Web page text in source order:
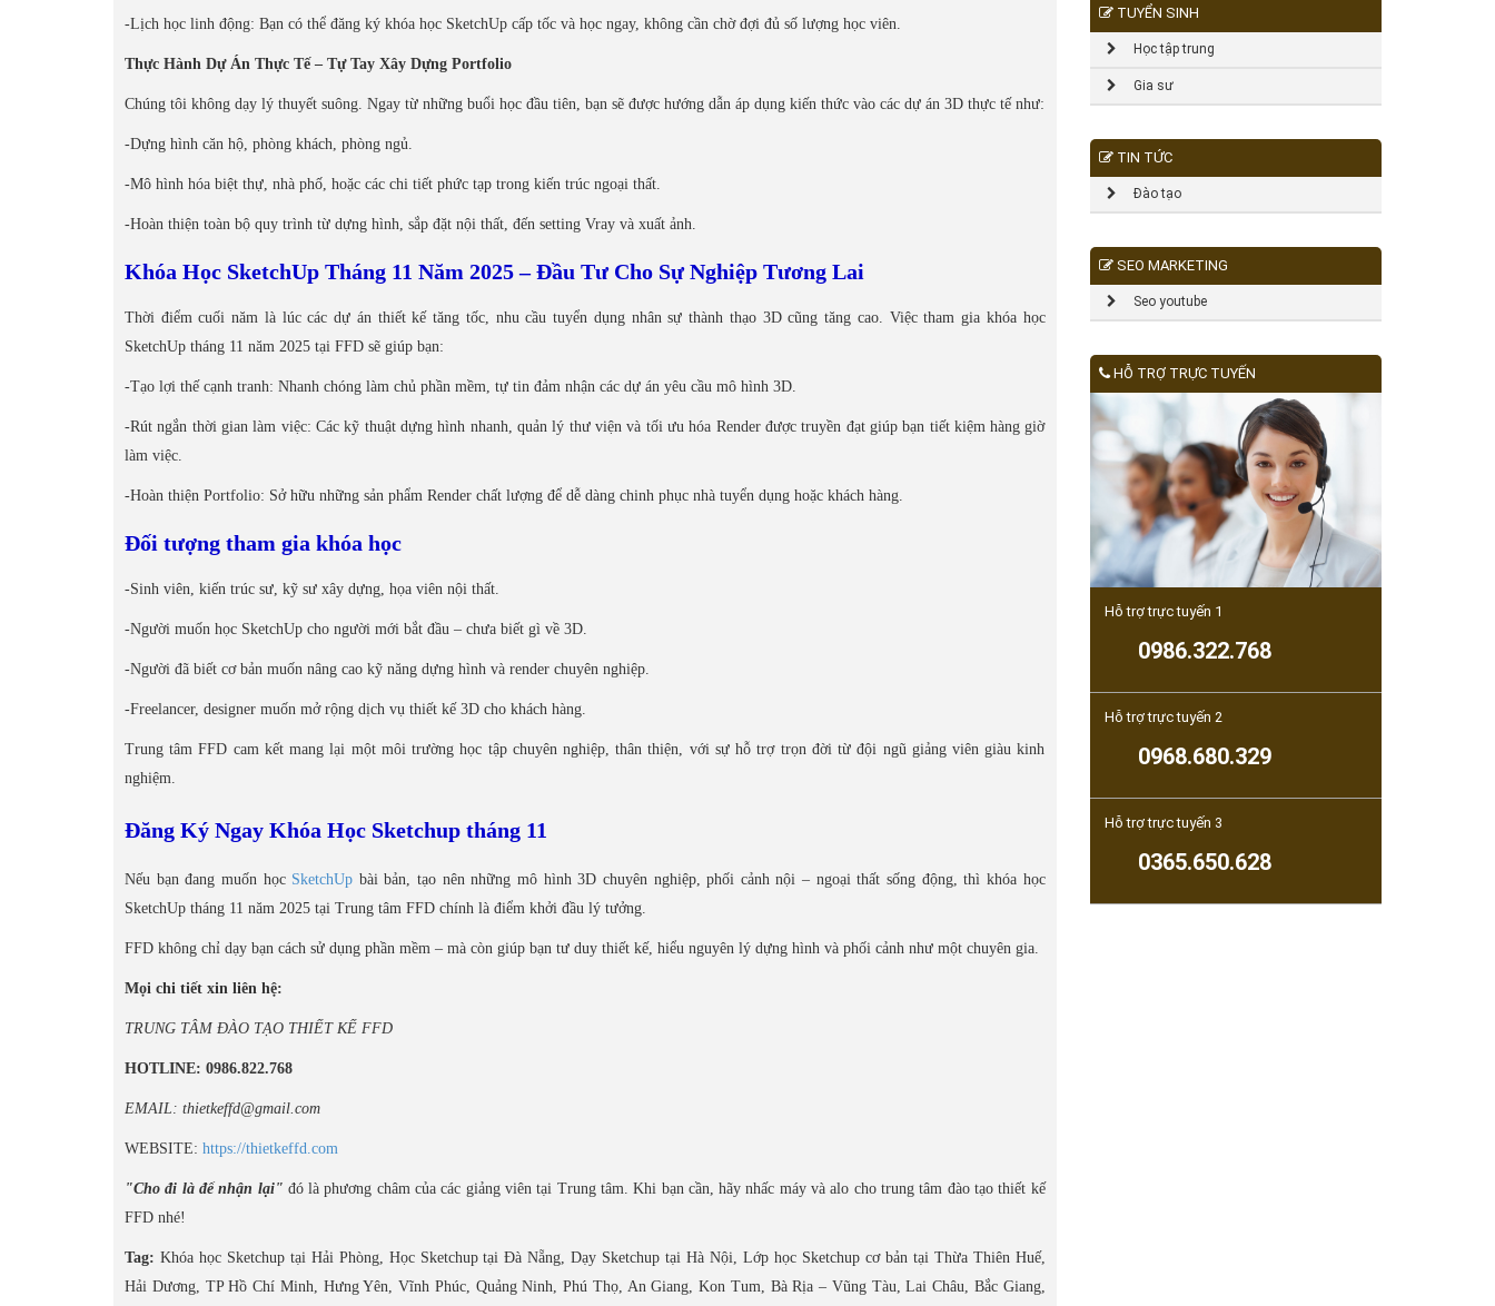
-Lịch học linh động: Bạn có thể đăng ký khóa học SketchUp cấp tốc và học ngay, không cần chờ đợi đủ số lượng học viên.
Thực Hành Dự Án Thực Tế – Tự Tay Xây Dựng Portfolio
Chúng tôi không dạy lý thuyết suông. Ngay từ những buổi học đầu tiên, bạn sẽ được hướng dẫn áp dụng kiến thức vào các dự án 3D thực tế như:
-Dựng hình căn hộ, phòng khách, phòng ngủ.
-Mô hình hóa biệt thự, nhà phố, hoặc các chi tiết phức tạp trong kiến trúc ngoại thất.
-Hoàn thiện toàn bộ quy trình từ dựng hình, sắp đặt nội thất, đến setting Vray và xuất ảnh.
Khóa Học SketchUp Tháng 11 Năm 2025 – Đầu Tư Cho Sự Nghiệp Tương Lai
Thời điểm cuối năm là lúc các dự án thiết kế tăng tốc, nhu cầu tuyển dụng nhân sự thành thạo 3D cũng tăng cao. Việc tham gia khóa học
SketchUp tháng 11 năm 2025 tại FFD sẽ giúp bạn:
-Tạo lợi thế cạnh tranh: Nhanh chóng làm chủ phần mềm, tự tin đảm nhận các dự án yêu cầu mô hình 3D.
-Rút ngắn thời gian làm việc: Các kỹ thuật dựng hình nhanh, quản lý thư viện và tối ưu hóa Render được truyền đạt giúp bạn tiết kiệm hàng giờ
làm việc.
-Hoàn thiện Portfolio: Sở hữu những sản phẩm Render chất lượng để dễ dàng chinh phục nhà tuyển dụng hoặc khách hàng.
Đối tượng tham gia khóa học
-Sinh viên, kiến trúc sư, kỹ sư xây dựng, họa viên nội thất.
-Người muốn học SketchUp cho người mới bắt đầu – chưa biết gì về 3D.
-Người đã biết cơ bản muốn nâng cao kỹ năng dựng hình và render chuyên nghiệp.
-Freelancer, designer muốn mở rộng dịch vụ thiết kế 3D cho khách hàng.
Trung tâm FFD cam kết mang lại một môi trường học tập chuyên nghiệp, thân thiện, với sự hỗ trợ trọn đời từ đội ngũ giảng viên giàu kinh
nghiệm.
Đăng Ký Ngay Khóa Học Sketchup tháng 11
Nếu bạn đang muốn học SketchUp bài bản, tạo nên những mô hình 3D chuyên nghiệp, phối cảnh nội – ngoại thất sống động, thì khóa học
SketchUp tháng 11 năm 2025 tại Trung tâm FFD chính là điểm khởi đầu lý tưởng.
FFD không chỉ dạy bạn cách sử dụng phần mềm – mà còn giúp bạn tư duy thiết kế, hiểu nguyên lý dựng hình và phối cảnh như một chuyên gia.
Mọi chi tiết xin liên hệ:
TRUNG TÂM ĐÀO TẠO THIẾT KẾ FFD
HOTLINE: 0986.822.768
EMAIL: thietkeffd@gmail.com
WEBSITE: https://thietkeffd.com
"Cho đi là để nhận lại" đó là phương châm của các giảng viên tại Trung tâm. Khi bạn cần, hãy nhấc máy và alo cho trung tâm đào tạo thiết kế
FFD nhé!
Tag: Khóa học Sketchup tại Hải Phòng, Học Sketchup tại Đà Nẵng, Dạy Sketchup tại Hà Nội, Lớp học Sketchup cơ bản tại Thừa Thiên Huế,
Hải Dương, TP Hồ Chí Minh, Hưng Yên, Vĩnh Phúc, Quảng Ninh, Phú Thọ, An Giang, Kon Tum, Bà Rịa – Vũng Tàu, Lai Châu, Bắc Giang,
TUYỂN SINH
Học tập trung
Gia sư
TIN TỨC
Đào tạo
SEO MARKETING
Seo youtube
HỖ TRỢ TRỰC TUYẾN
Hỗ trợ trực tuyến 1
0986.322.768
Hỗ trợ trực tuyến 2
0968.680.329
Hỗ trợ trực tuyến 3
0365.650.628